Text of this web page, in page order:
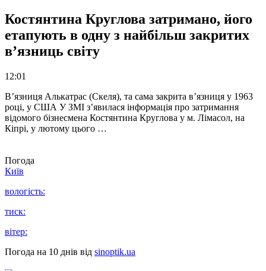
Костянтина Круглова затримано, його
етапують в одну з найбільш закритих
в’язниць світу
12:01
В’язниця Алькатрас (Скеля), та сама закрита в’язниця у 1963
році, у США У ЗМІ з’явилася інформація про затримання
відомого бізнесмена Костянтина Круглова у м. Лімасол, на
Кіпрі, у лютому цього …
Погода
Київ
вологість:
тиск:
вітер:
Погода на 10 днів від sinoptik.ua